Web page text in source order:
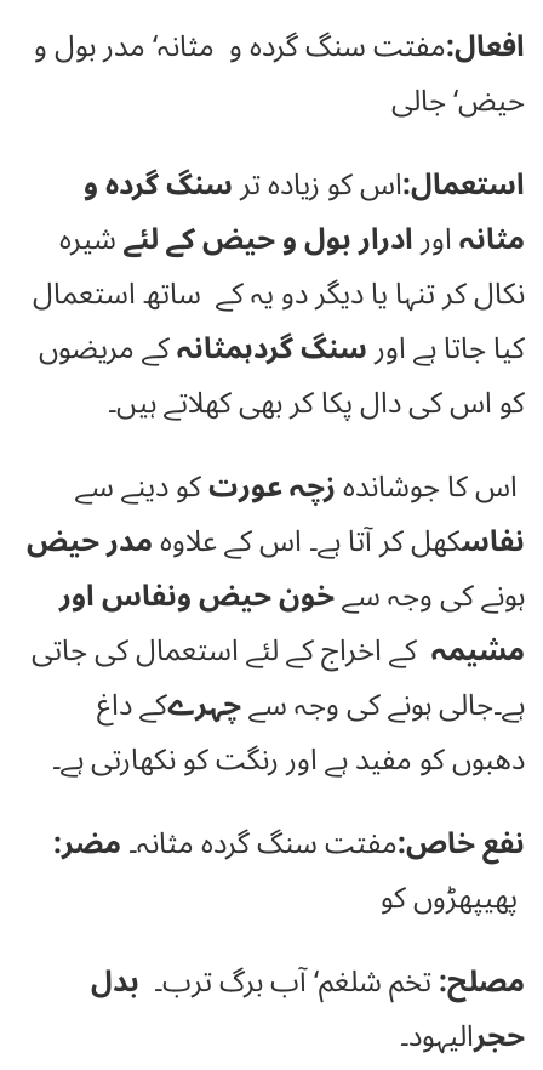
افعال:مفتت سنگ گردہ و مثانہ‘ مدر بول و
حیض‘ جالی
استعمال:اس کو زیادہ ترسنگ گردہ و
مثانہاورادرار بول و حیض کے لئےشیرہ
نکال کر تنہا یا دیگر دو یہ کے ساتھ استعمال
کیا جاتا ہے اورسنگ گردہمثانہکے مریضوں
کو اس کی دال پکا کر بھی کھلاتے ہیں۔
اس کا جوشاندہزچہ عورتکو دینے سے
نفاسکھل کر آتا ہے۔ اس کے علاوہمدر حیض
ہونے کی وجہ سےخون حیض ونفاس اور
مشیمہ کے اخراج کے لئے استعمال کی جاتی
ہے۔جالی ہونے کی وجہ سےچہرےکے داغ
دھبوں کو مفید ہے اور رنگت کو نکھارتی ہے۔
نفع خاص:مفتت سنگ گردہ مثانہ۔مضر:
پھیپھڑوں کو
مصلح:تخم شلغم‘ آب برگ ترب۔ بدل
حجرالیہود۔